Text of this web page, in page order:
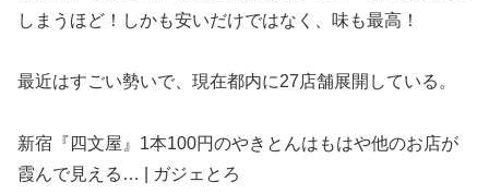
しまうほど！しかも安いだけではなく、味も最高！
最近はすごい勢いで、現在都内に27店舗展開している。
新宿『四文屋』1本100円のやきとんはもはや他のお店が
霞んで見える… | ガジェとろ